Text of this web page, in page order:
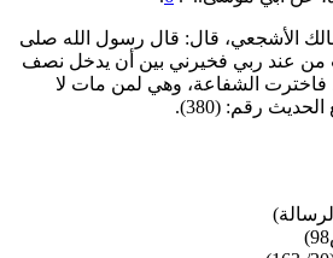
الأشجعي، قال: قال رسول الله صلى
من عند ربي ‌فخيرني ‌بين ‌أن ‌يدخل ‌نصف
فاخترت الشفاعة، وهي لمن مات لا
رقم: (380).